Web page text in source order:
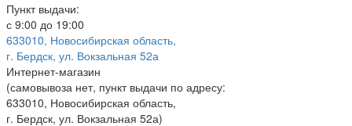
Пункт выдачи:
с 9:00 до 19:00
633010, Новосибирская область,
г. Бердск, ул. Вокзальная 52а
Интернет-магазин
(самовывоза нет, пункт выдачи по адресу:
633010, Новосибирская область,
г. Бердск, ул. Вокзальная 52а)